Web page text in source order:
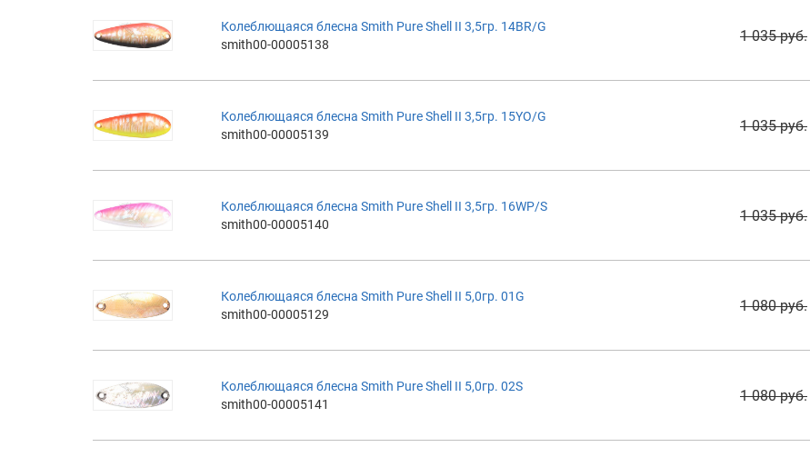
Колеблющаяся блесна Smith Pure Shell II 3,5гр. 14BR/G
smith00-00005138
1 035 руб.
Колеблющаяся блесна Smith Pure Shell II 3,5гр. 15YO/G
smith00-00005139
1 035 руб.
Колеблющаяся блесна Smith Pure Shell II 3,5гр. 16WP/S
smith00-00005140
1 035 руб.
Колеблющаяся блесна Smith Pure Shell II 5,0гр. 01G
smith00-00005129
1 080 руб.
Колеблющаяся блесна Smith Pure Shell II 5,0гр. 02S
smith00-00005141
1 080 руб.